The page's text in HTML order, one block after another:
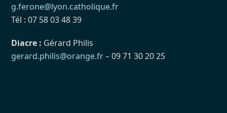
g.ferone@lyon.catholique.fr
Tél : 07 58 03 48 39
Diacre : Gérard Philis
gerard.philis@orange.fr– 09 71 30 20 25